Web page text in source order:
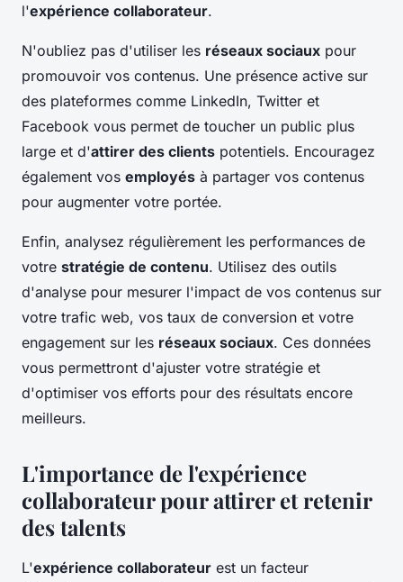
l'expérience collaborateur.
N'oubliez pas d'utiliser les réseaux sociaux pour
promouvoir vos contenus. Une présence active sur
des plateformes comme LinkedIn, Twitter et
Facebook vous permet de toucher un public plus
large et d'attirer des clients potentiels. Encouragez
également vos employés à partager vos contenus
pour augmenter votre portée.
Enfin, analysez régulièrement les performances de
votre stratégie de contenu. Utilisez des outils
d'analyse pour mesurer l'impact de vos contenus sur
votre trafic web, vos taux de conversion et votre
engagement sur les réseaux sociaux. Ces données
vous permettront d'ajuster votre stratégie et
d'optimiser vos efforts pour des résultats encore
meilleurs.
L'importance de l'expérience
collaborateur pour attirer et retenir
des talents
L'expérience collaborateur est un facteur